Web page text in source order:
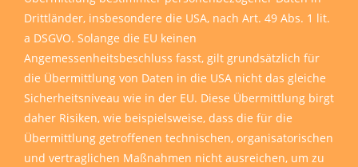
Drittländer, insbesondere die USA, nach Art. 49 Abs. 1 lit.
a DSGVO. Solange die EU keinen
Angemessenheitsbeschluss fasst, gilt grundsätzlich für
die Übermittlung von Daten in die USA nicht das gleiche
Sicherheitsniveau wie in der EU. Diese Übermittlung birgt
daher Risiken, wie beispielsweise, dass die für die
Übermittlung getroffenen technischen, organisatorischen
und vertraglichen Maßnahmen nicht ausreichen, um zu